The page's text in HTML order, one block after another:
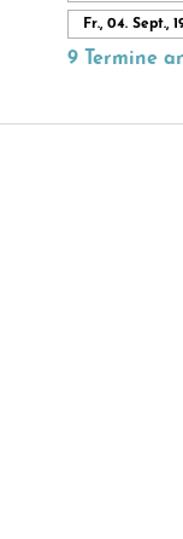
Fr., 04. Sept.,
9 Termine